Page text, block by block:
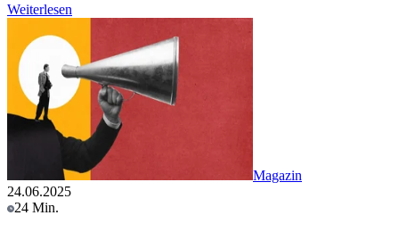
Weiterlesen
Magazin
24.06.2025
24 Min.